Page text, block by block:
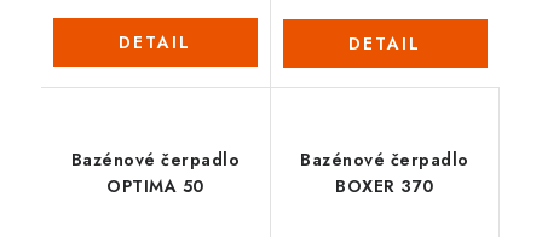
DETAIL DETAIL
Bazénové čerpadlo
OPTIMA 50
Bazénové čerpadlo
BOXER 370